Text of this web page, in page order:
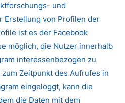
und
Erstellung von Profilen der
ist es der Facebook
möglich, die Nutzer innerhalb
interessenbezogen zu
Zeitpunkt des Aufrufes in
eingeloggt, kann die
die Daten mit dem